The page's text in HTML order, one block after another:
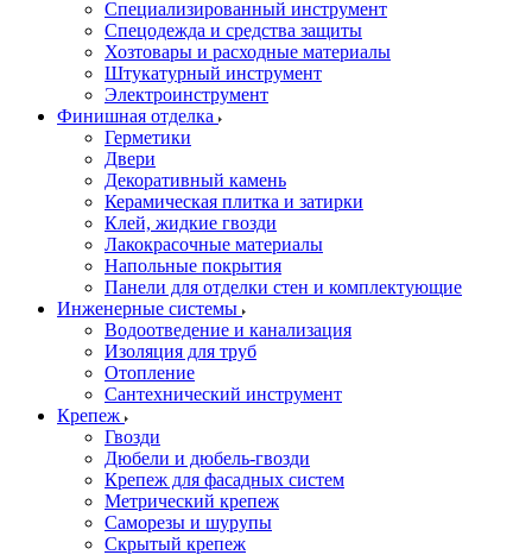
Специализированный инструмент
Спецодежда и средства защиты
Хозтовары и расходные материалы
Штукатурный инструмент
Электроинструмент
Финишная отделка
Герметики
Двери
Декоративный камень
Керамическая плитка и затирки
Клей, жидкие гвозди
Лакокрасочные материалы
Напольные покрытия
Панели для отделки стен и комплектующие
Инженерные системы
Водоотведение и канализация
Изоляция для труб
Отопление
Сантехнический инструмент
Крепеж
Гвозди
Дюбели и дюбель-гвозди
Крепеж для фасадных систем
Метрический крепеж
Саморезы и шурупы
Скрытый крепеж